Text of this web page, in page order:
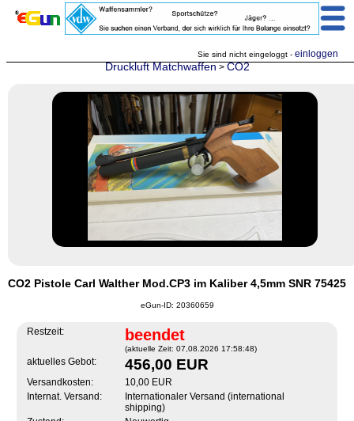
Sie sind nicht eingeloggt - einloggen
Druckluft Matchwaffen >CO2
CO2 Pistole Carl Walther Mod.CP3 im Kaliber 4,5mm SNR 75425
eGun-ID: 20360659
Restzeit: beendet
(aktuelle Zeit: 07,08.2026 17:58:48)
aktuelles Gebot: 456,00 EUR
Versandkosten:
10,00 EUR
Internat. Versand:
Internationaler Versand (international
shipping)